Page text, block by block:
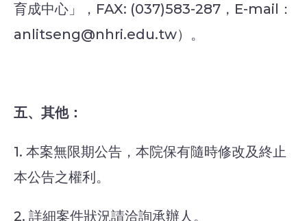
育成中心」，FAX: (037)583-287，E-mail：
anlitseng@nhri.edu.tw）。
五、其他：
1. 本案無限期公告，本院保有隨時修改及終止
本公告之權利。
2. 詳細案件狀況請洽詢承辦人。